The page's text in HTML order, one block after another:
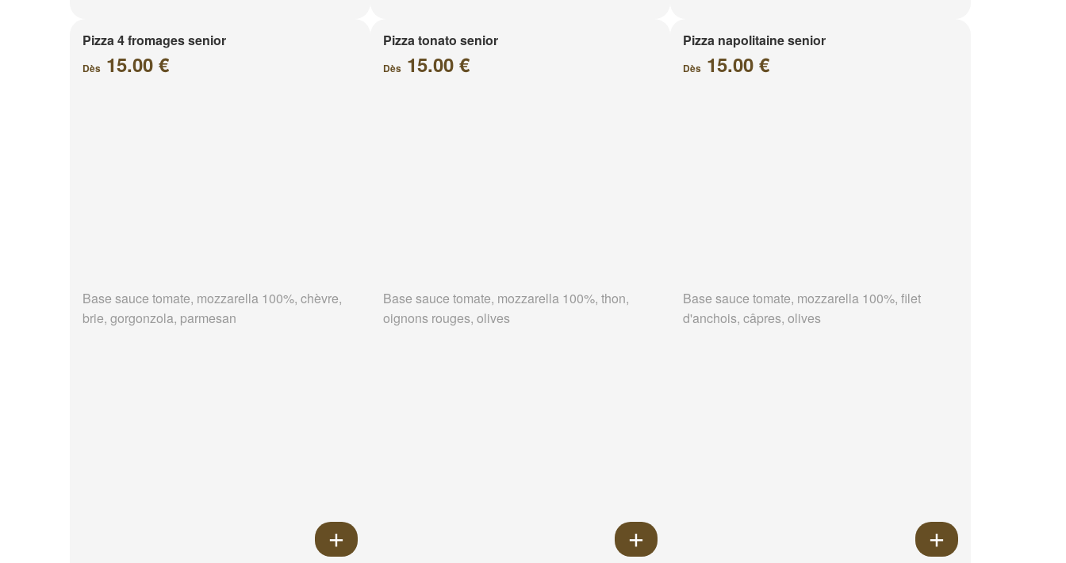
Pizza 4 fromages senior
Dès 15.00 €
Base sauce tomate, mozzarella 100%, chèvre,
brie, gorgonzola, parmesan
Pizza tonato senior
Dès15.00 €
Base sauce tomate, mozzarella 100%, thon,
oignons rouges, olives
Pizza napolitaine senior
Dès 15.00 €
Base sauce tomate, mozzarella 100%, filet
d'anchois, câpres, olives